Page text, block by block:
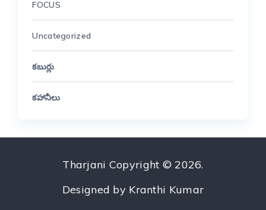
FOCUS
Uncategorized
కబుర్లు
కహానీలు
Tharjani Copyright © 2026.
Designed by Kranthi Kumar